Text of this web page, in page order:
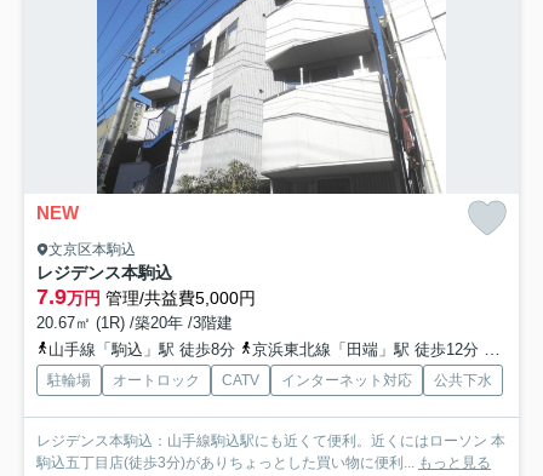
NEW
文京区本駒込
レジデンス本駒込
7.9万円 管理/共益費5,000円
20.67㎡ (1R) /築20年 /3階建
山手線「駒込」駅 徒歩8分
京浜東北線「田端」駅 徒歩12分 山手
駐輪場 オートロック CATV インターネット対応 公共下水
レジデンス本駒込：山手線駒込駅にも近くて便利。近くにはローソン 本
駒込五丁目店(徒歩3分)がありちょっとした買い物に便利... もっと見る